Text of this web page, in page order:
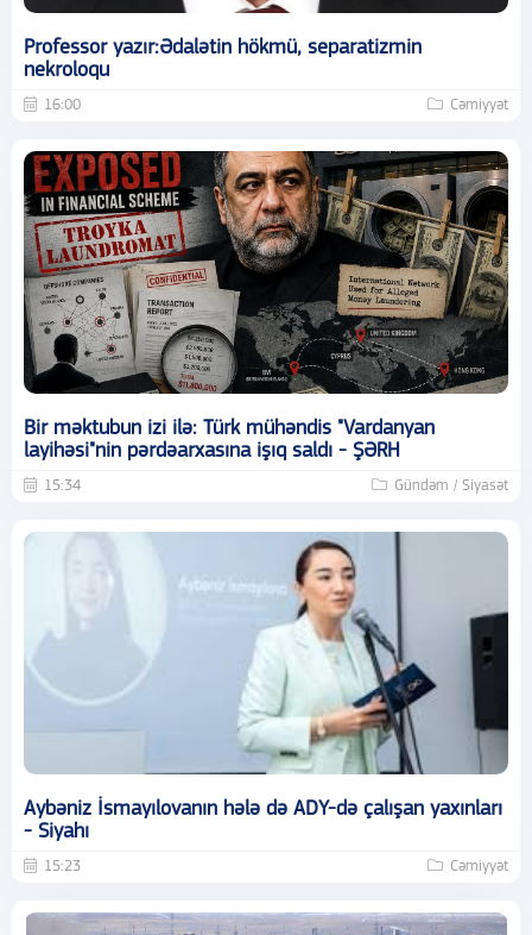
Professor yazır:Ədalətin hökmü, separatizmin
nekroloqu
16:00 Cəmiyyət
Bir məktubun izi ilə: Türk mühəndis "Vardanyan
layihəsi"nin pərdəarxasına işıq saldı - ŞƏRH
15:34 Gündəm / Siyasət
Aybəniz İsmayılovanın hələ də ADY-də çalışan yaxınları
- Siyahı
15:23 Cəmiyyət